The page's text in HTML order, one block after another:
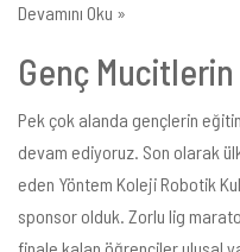
Devamını Oku »
Genç Mucitlerin
Pek çok alanda gençlerin
devam ediyoruz. Son olarak
eden Yöntem Koleji Robotik
sponsor olduk. Zorlu lig